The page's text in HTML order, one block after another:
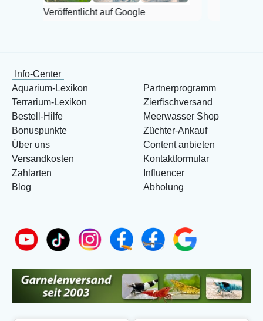
auf Google
Info-Center
Aquarium-Lexikon
Terrarium-Lexikon
Bestell-Hilfe
Bonuspunkte
Über uns
Versandkosten
Zahlarten
Blog
Partnerprogramm
Zierfischversand
Meerwasser Shop
Züchter-Ankauf
Content anbieten
Kontaktformular
Influencer
Abholung